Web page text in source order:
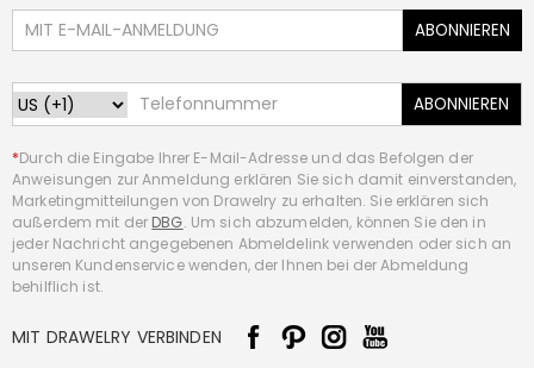
ABONNIEREN
ABONNIEREN
*Durch die Eingabe Ihrer E-Mail-Adresse und das Befolgen der
Anweisungen zur Anmeldung erklären Sie sich damit einverstanden,
Marketingmitteilungen von Drawelry zu erhalten. Sie erklären sich
außerdem mit der DBG. Um sich abzumelden, können Sie den in
jeder Nachricht angegebenen Abmeldelink verwenden oder sich an
unseren Kundenservice wenden, der Ihnen bei der Abmeldung
behilflich ist.
MIT DRAWELRY VERBINDEN